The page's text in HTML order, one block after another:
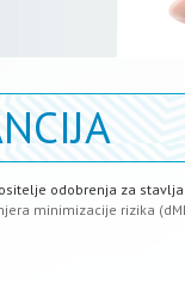
odobrenja za
minimizacije rizika